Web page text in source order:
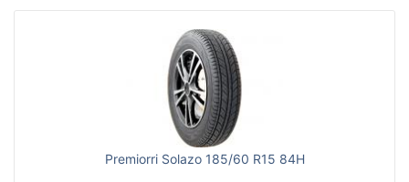
Premiorri Solazo 185/60 R15 84H